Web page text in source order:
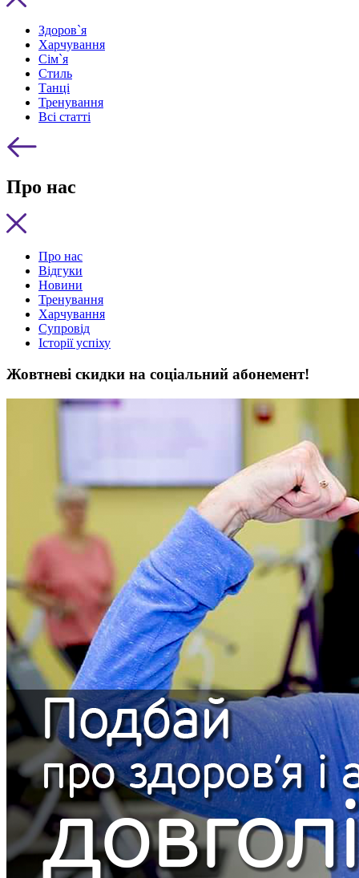
Здоров`я
Харчування
Сім`я
Стиль
Танці
Тренування
Всі статті
Про нас
Про нас
Відгуки
Новини
Тренування
Харчування
Супровід
Історії успіху
Жовтневі скидки на соціальний абонемент!